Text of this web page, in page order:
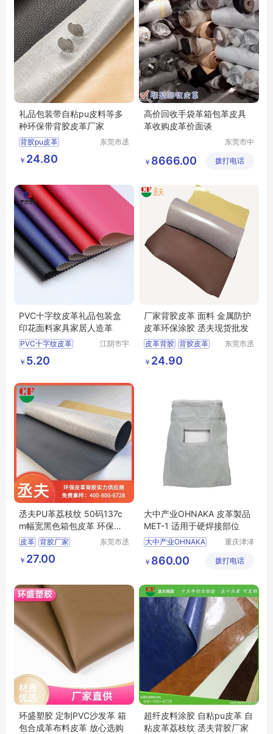
礼品包装带自粘pu皮料等多
种环保带背胶皮革厂家
背胶pu皮革
背胶自粘皮革
背胶皮革 pu皮革
东莞市丞
￥ 24.80
高价回收手袋革箱包革皮具
革收购皮革价面谈
东莞市中
生资源回
￥ 8666.00 拨打电话
PVC十字纹皮革礼品包装盒
印花面料家具家居人造革
PVC十字纹皮革
江阴市宇
￥ 5.20
厂家背胶皮革 面料 金属防护
皮革环保涂胶 丞夫现货批发
皮革背胶 背胶皮革
自粘pu皮革
丞夫背胶
东莞市丞
￥ 24.90
丞夫PU革荔枝纹 50码137c
m幅宽黑色箱包皮革 环保背
胶
皮革 背胶厂家
荔枝纹皮革
pvc皮革
东莞市丞
￥ 27.00
大中产业OHNAKA 皮革製品
MET-1 适用于硬焊接部位
大中产业OHNAKA
优质皮革PRB
Bon皮革网布束腰外套
Bon皮革系列胸围裙
重庆津泽
有限公司
￥ 860.00 拨打电话
环盛塑胶 定制PVC沙发革 箱
包合成革布料皮革 放心选购
超纤皮料涂胶 自粘pu皮革 自
粘皮革荔枝纹 丞夫背胶厂家